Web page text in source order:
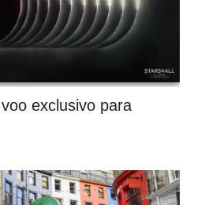
exclusivo para